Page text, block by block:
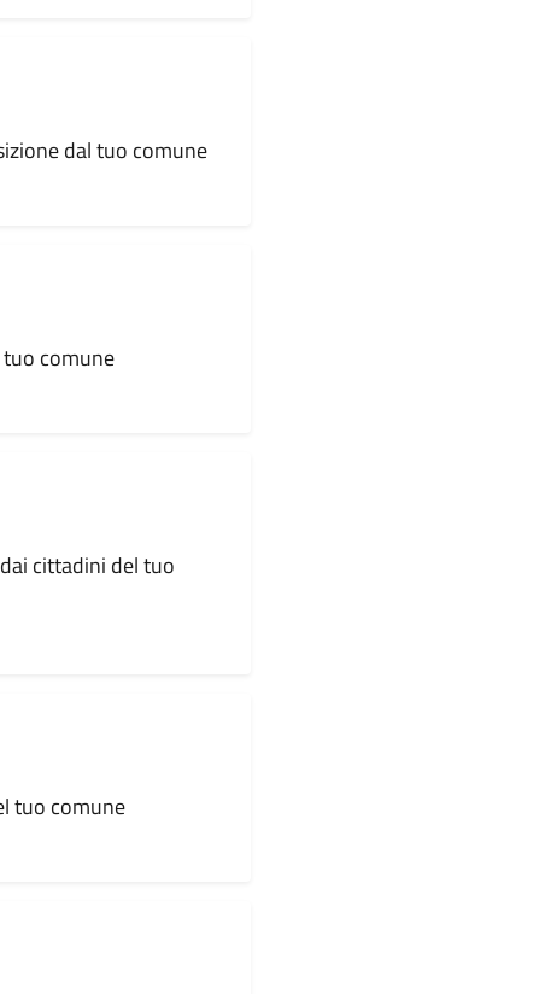
dal tuo comune
comune
cittadini del tuo
tuo comune